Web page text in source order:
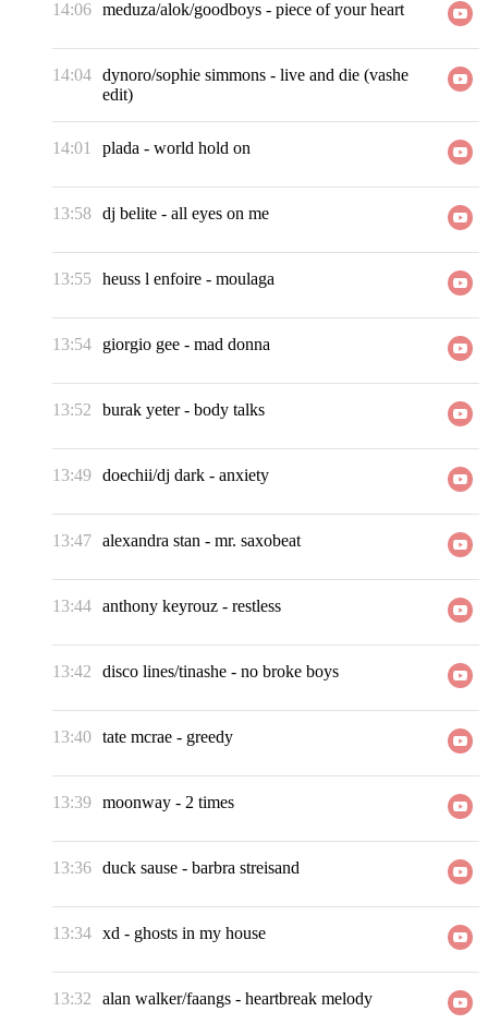
14:06 meduza/alok/goodboys - piece of your heart
14:04 dynoro/sophie simmons - live and die (vashe
edit)
14:01 plada - world hold on
13:58 dj belite - all eyes on me
13:55 heuss l enfoire - moulaga
13:54 giorgio gee - mad donna
13:52 burak yeter- body talks
13:49 doechii/dj dark - anxiety
13:47 alexandra stan - mr. saxobeat
13:44 anthony keyrouz - restless
13:42 disco lines/tinashe - no broke boys
13:40 tate mcrae - greedy
13:39 moonway - 2 times
13:36 duck sause - barbra streisand
13:34 xd - ghosts in my house
13:32 alan walker/faangs - heartbreak melody